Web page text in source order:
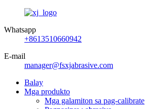
Whatsapp
+8613510660942
E-mail
manager@fsxjabrasive.com
Balay
Mga produkto
Mga galamiton sa pag-calibrate